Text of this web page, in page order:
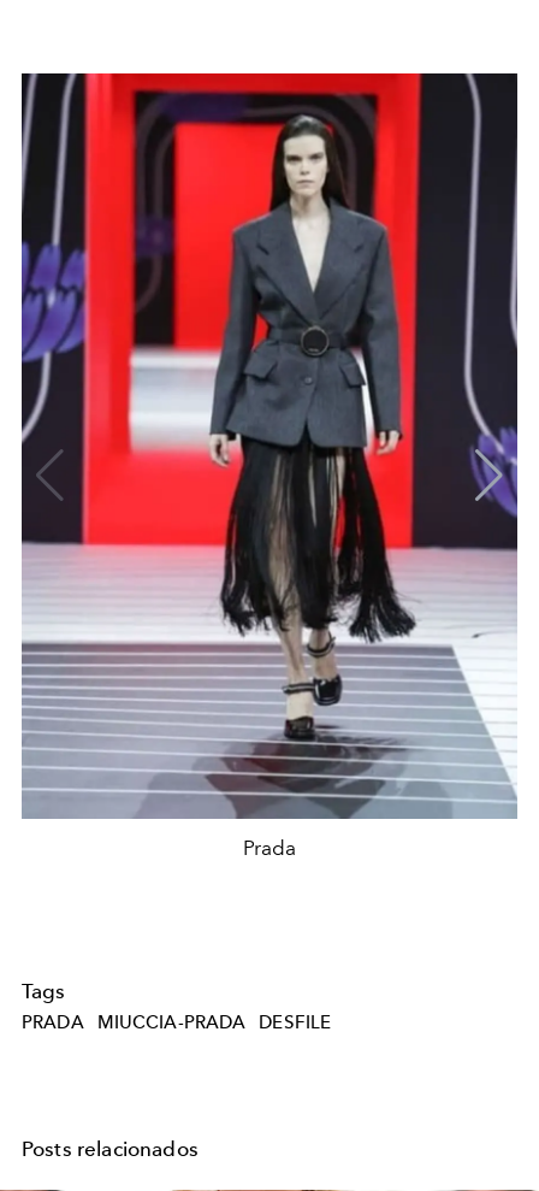
Prada
Tags
PRADA MIUCCIA-PRADA DESFILE
Posts relacionados